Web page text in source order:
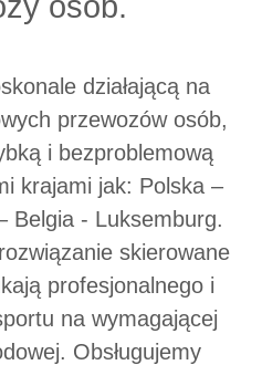
działającą na
przewozów osób,
i bezproblemową
krajami jak: Polska –
Belgia - Luksemburg.
skierowane
profesjonalnego i
na wymagającej
Obsługujemy